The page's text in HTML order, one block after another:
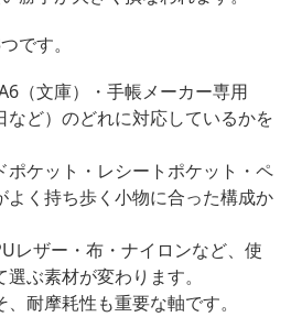
です。
（文庫）・手帳メーカー専用
など）のどれに対応しているかを
ポケット・レシートポケット・ペ
よく持ち歩く小物に合った構成か
レザー・布・ナイロンなど、使
ぶ素材が変わります。
耐摩耗性も重要な軸です。